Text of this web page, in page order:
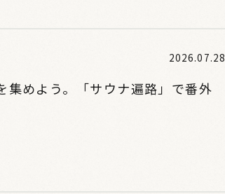
2026.07.28
めよう。「サウナ遍路」で番外